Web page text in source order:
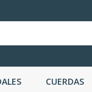
CUERDAS